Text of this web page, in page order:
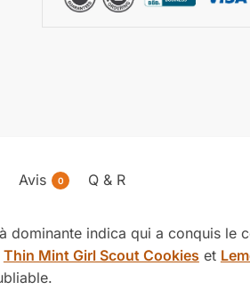
Avis 0 Q & R
dominante indica qui a conquis le
Thin Mint Girl Scout Cookies et